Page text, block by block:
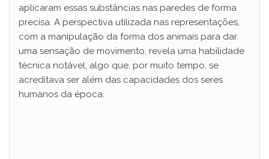
aplicaram essas substâncias nas paredes de forma
precisa. A perspectiva utilizada nas representações,
com a manipulação da forma dos animais para dar
uma sensação de movimento, revela uma habilidade
técnica notável, algo que, por muito tempo, se
acreditava ser além das capacidades dos seres
humanos da época.